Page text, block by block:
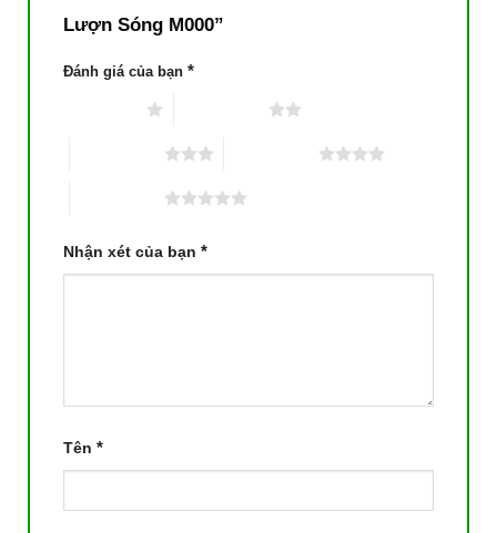
Lượn Sóng M000”
Đánh giá của bạn *
Nhận xét của bạn *
Tên *